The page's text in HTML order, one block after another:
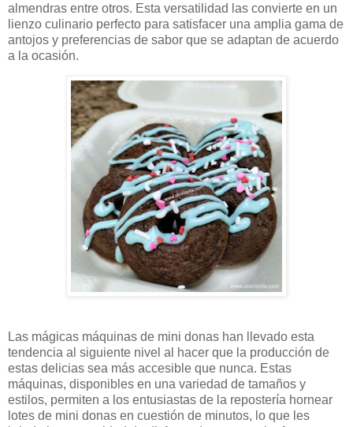
almendras entre otros. Esta versatilidad las convierte en un
lienzo culinario perfecto para satisfacer una amplia gama de
antojos y preferencias de sabor que se adaptan de acuerdo
a la ocasión.
Las mágicas máquinas de mini donas han llevado esta
tendencia al siguiente nivel al hacer que la producción de
estas delicias sea más accesible que nunca. Estas
máquinas, disponibles en una variedad de tamaños y
estilos, permiten a los entusiastas de la repostería hornear
lotes de mini donas en cuestión de minutos, lo que les